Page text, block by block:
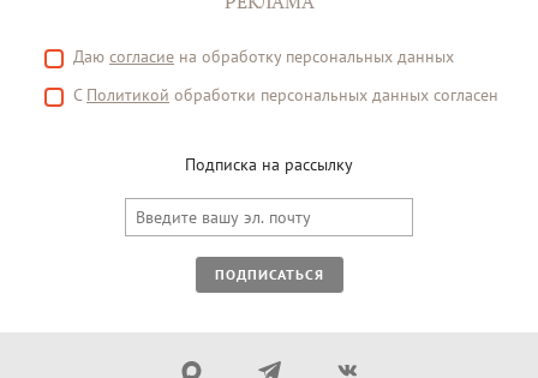
Даю согласие на обработку персональных данных
С Политикой обработки персональных данных согласен
Подписка на рассылку
ПОДПИСАТЬСЯ